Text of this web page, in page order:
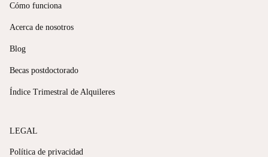
Cómo funciona
Acerca de nosotros
Blog
Becas postdoctorado
Índice Trimestral de Alquileres
LEGAL
Política de privacidad